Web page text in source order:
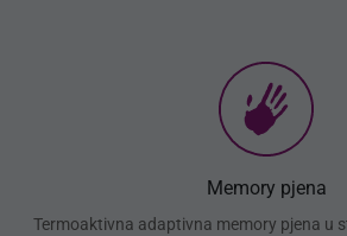
Memory pjena
Termoaktivna adaptivna memory pjena u